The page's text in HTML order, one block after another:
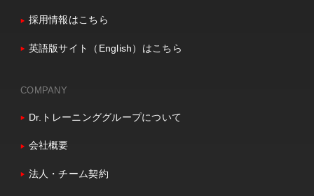
採用情報はこちら
英語版サイト（English）はこちら
COMPANY
Dr.トレーニンググループについて
会社概要
法人・チーム契約